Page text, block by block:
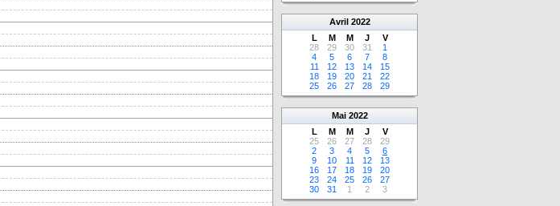
Avril 2022
L
M M J
V
28
29 30 31
1
4
5 6 7
8
11
12 13 14
15
18
19 20 21
22
25
26 27 28 29
Mai 2022
L
M M J
V
25
26 27 28
29
2
3 4 5
6
9
10 11 12
13
16
17 18 19
20
23
24 25 26
27
30
31 1 2 3